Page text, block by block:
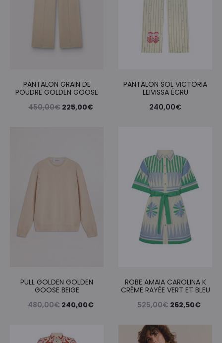
PANTALON GRAIN DE
POUDRE GOLDEN GOOSE
450,00€ Le
450,00€.
225,00€Le
PANTALON SOL VICTORIA
LEIVISSA ÉCRU
240,00€
PULL GOLDEN GOLDEN
GOOSE BEIGE
480,00€ Le
initial
240,00€Le
ROBE AMAIA CAROLINA K
CRÈME RAYÉE VERT ET BLEU
525,00€ Le
initial
262,50€